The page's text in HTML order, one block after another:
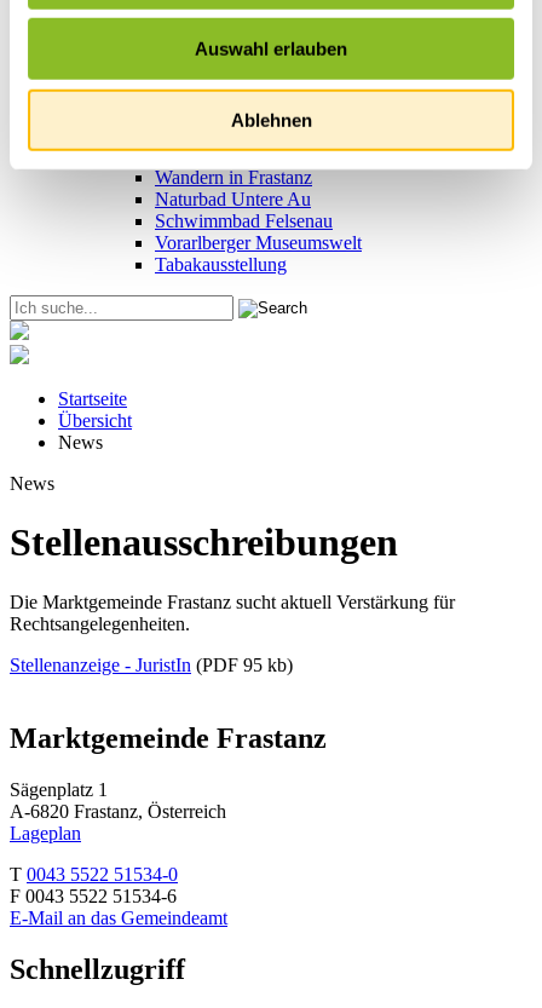
Auswahl erlauben
Ablehnen
Wige Frastanz
Wirtschaftsgemeinschaft
Der Walgauer
Gastronomie
Unterkünfte
Wandern in Frastanz
Naturbad Untere Au
Schwimmbad Felsenau
Vorarlberger Museumswelt
Tabakausstellung
Startseite
Übersicht
News
News
Stellenausschreibungen
Die Marktgemeinde Frastanz sucht aktuell Verstärkung für
Rechtsangelegenheiten.
Stellenanzeige - JuristIn (PDF 95 kb)
Marktgemeinde Frastanz
Sägenplatz 1
A-6820 Frastanz, Österreich
Lageplan
T 0043 5522 51534-0
F 0043 5522 51534-6
E-Mail an das Gemeindeamt
Schnellzugriff